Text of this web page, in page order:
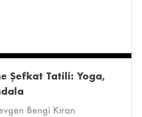
Şefkat Tatili: Yoga,
Bengi Kıran